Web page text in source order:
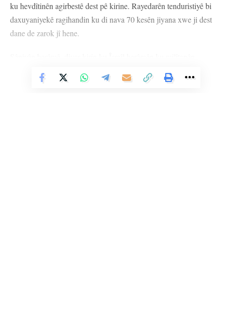
ku hevdîtinên agirbestê dest pê kirine. Rayedarên tenduristiyê bi
daxuyaniyekê ragihandin ku di nava 70 kesên jiyana xwe ji dest
dane de zarok jî hene.
Hamasê lê nebin jî bombe dike û sivîlan dikuje. Artêşa Îsraîlê jî
îdîa kir ku yên hedef hatine girtin “kesên di çalakiyên terorê de
Vê Nûçeyê Bixwîne